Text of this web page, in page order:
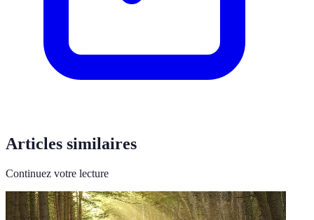
Articles similaires
Continuez votre lecture